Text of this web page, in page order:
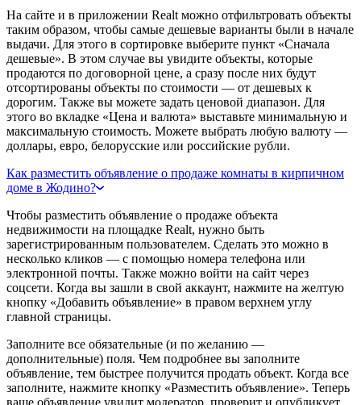
На сайте и в приложении Realt можно отфильтровать объекты
таким образом, чтобы самые дешевые варианты были в начале
выдачи. Для этого в сортировке выберите пункт «Сначала
дешевые». В этом случае вы увидите объекты, которые
продаются по договорной цене, а сразу после них будут
отсортированы объекты по стоимости — от дешевых к
дорогим. Также вы можете задать ценовой диапазон. Для
этого во вкладке «Цена и валюта» выставьте минимальную и
максимальную стоимость. Можете выбрать любую валюту —
доллары, евро, белорусские или российские рубли.
Как разместить объявление о продаже комнаты в кирпичном
доме в Жодино?
Чтобы разместить объявление о продаже объекта
недвижимости на площадке Realt, нужно быть
зарегистрированным пользователем. Сделать это можно в
несколько кликов — с помощью номера телефона или
электронной почты. Также можно войти на сайт через
соцсети. Когда вы зашли в свой аккаунт, нажмите на желтую
кнопку «Добавить объявление» в правом верхнем углу
главной страницы.
Заполните все обязательные (и по желанию —
дополнительные) поля. Чем подробнее вы заполните
объявление, тем быстрее получится продать объект. Когда все
заполните, нажмите кнопку «Разместить объявление». Теперь
ваше объявление увидит модератор, проверит и опубликует.